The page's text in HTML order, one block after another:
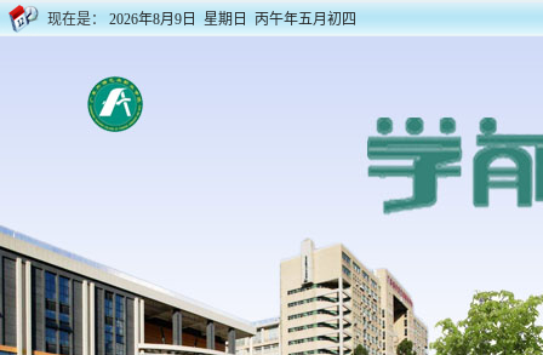
现在是： 2026年8月9日 星期日 丙午年五月初四